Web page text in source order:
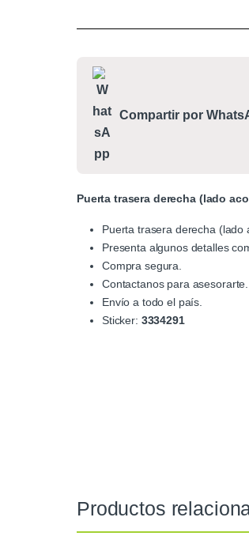
Compartir por
Puerta trasera derecha (lado
Puerta trasera derecha (lado
Presenta algunos detalles
Compra segura.
Contactanos para asesorarte.
Envío a todo el país.
Sticker: 3334291
Productos